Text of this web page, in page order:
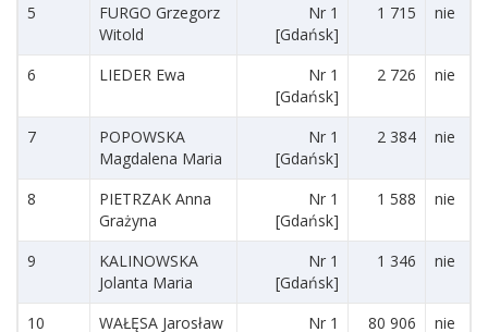
5
FURGO Grzegorz
Witold
Nr 1
[Gdańsk]
1 715 nie
6 LIEDER Ewa
Nr 1
[Gdańsk]
2 726 nie
7
POPOWSKA
Magdalena Maria
Nr 1
[Gdańsk]
2 384 nie
8
PIETRZAK Anna
Grażyna
Nr 1
[Gdańsk]
1 588 nie
9
KALINOWSKA
Jolanta Maria
Nr 1
[Gdańsk]
1 346 nie
10
WAŁĘSA Jarosław
Nr 1
80 906 nie